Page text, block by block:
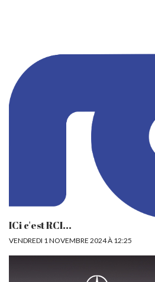
ICi c'est RCI...
VENDREDI 1 NOVEMBRE 2024 À 12:25